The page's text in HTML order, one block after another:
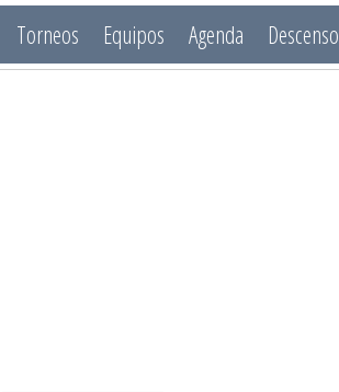
Torneos Equipos Agenda Descenso